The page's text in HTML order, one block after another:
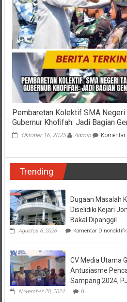
Pembaretan Kolektif SMA Negeri
Gubernur Khofifah: Jadi Bagian
Oktober 16, 2025 Admin
Trending
Dugaan Masalah
Diselidiki Kejari
Bakal Dipanggil
Agustus 6, 2026 Komentar
CV Media Utama
Antusiasme
Sampang 2024,
November 20, 2024 0